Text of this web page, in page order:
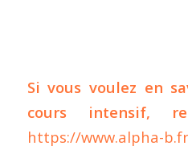
Si vous voulez en
cours intensif,
https://www.alpha-